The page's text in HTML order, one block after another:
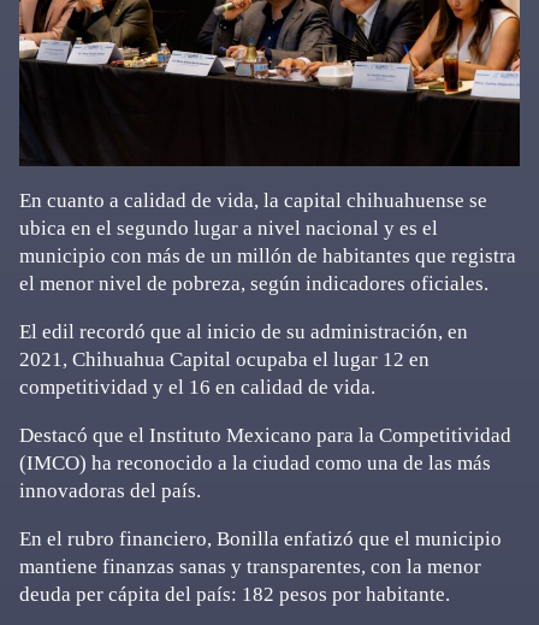
En cuanto a calidad de vida, la capital chihuahuense se
ubica en el segundo lugar a nivel nacional y es el
municipio con más de un millón de habitantes que registra
el menor nivel de pobreza, según indicadores oficiales.
El edil recordó que al inicio de su administración, en
2021, Chihuahua Capital ocupaba el lugar 12 en
competitividad y el 16 en calidad de vida.
Destacó que el Instituto Mexicano para la Competitividad
(IMCO) ha reconocido a la ciudad como una de las más
innovadoras del país.
En el rubro financiero, Bonilla enfatizó que el municipio
mantiene finanzas sanas y transparentes, con la menor
deuda per cápita del país: 182 pesos por habitante.